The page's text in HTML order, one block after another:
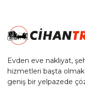
Evden eve nakliyat,
hizmetleri başta olmak
geniş bir yelpazede